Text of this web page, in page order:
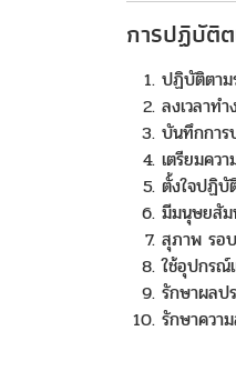
การปฏิบัติ
ปฏิบัติตาม
ลงเวลาท
บันทึกการ
เตรียมคว
ตั้งใจปฏิบั
มีมนุษยสัม
สุภาพ รอ
ใช้อุปกรณ์
รักษาผลป
รักษาควา